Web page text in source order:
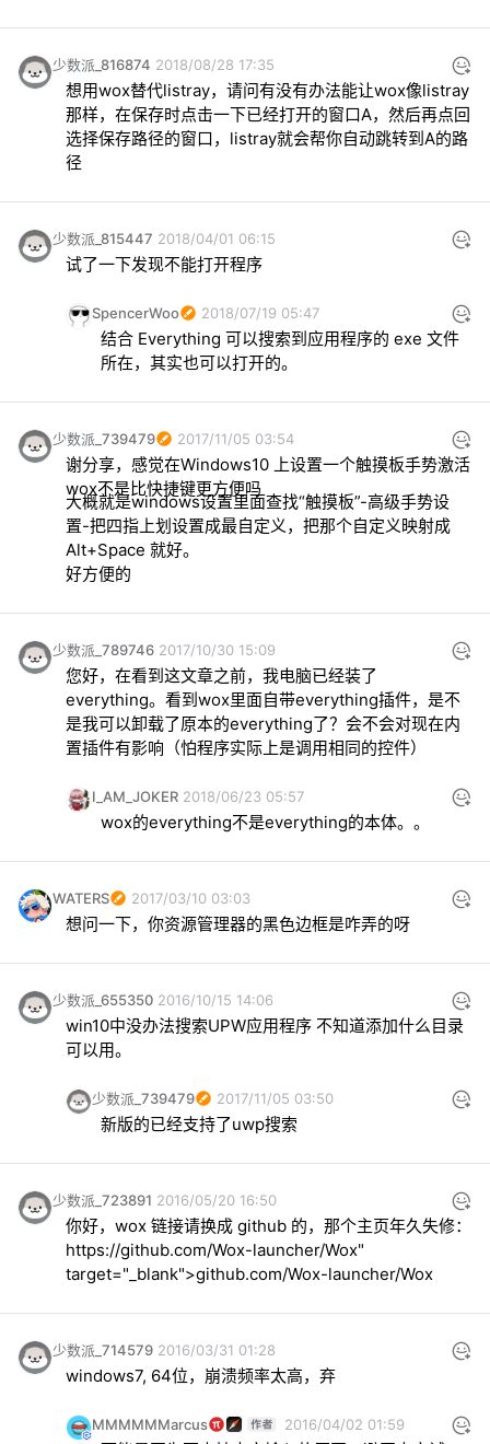
少数派_816874 2018/08/28 17:35
想用wox替代listray，请问有没有办法能让wox像listray
那样，在保存时点击一下已经打开的窗口A，然后再点回
选择保存路径的窗口，listray就会帮你自动跳转到A的路
径
少数派_815447 2018/04/01 06:15
试了一下发现不能打开程序
SpencerWoo 2018/07/19 05:47
结合 Everything 可以搜索到应用程序的 exe 文件
所在，其实也可以打开的。
少数派_739479 2017/11/05 03:54
谢分享，感觉在Windows10 上设置一个触摸板手势激活
大概就是windows设置里面查找“触摸板”-高级手势设
置-把四指上划设置成最自定义，把那个自定义映射成
好方便的
少数派_789746 2017/10/30 15:09
您好，在看到这文章之前，我电脑已经装了
everything。看到wox里面自带everything插件，是不
是我可以卸载了原本的everything了？会不会对现在内
置插件有影响（怕程序实际上是调用相同的控件）
I_AM_JOKER 2018/06/23 05:57
wox的everything不是everything的本体。。
WATERS 2017/03/10 03:03
想问一下，你资源管理器的黑色边框是咋弄的呀
少数派_655350 2016/10/15 14:06
win10中没办法搜索UPW应用程序 不知道添加什么目录
可以用。
少数派_739479 2017/11/05 03:50
新版的已经支持了uwp搜索
少数派_723891 2016/05/20 16:50
你好，wox 链接请换成 github 的，那个主页年久失修：
https://github.com/Wox-launcher/Wox"
target="_blank">github.com/Wox-launcher/Wox
少数派_714579 2016/03/31 01:28
windows7, 64位，崩溃频率太高，弃
MMMMMMarcus 2016/04/02 01:59